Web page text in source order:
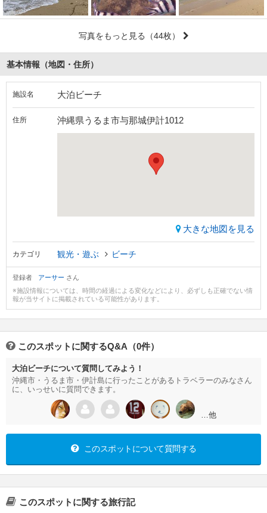
写真をもっと見る （44枚）
基本情報（地図・住所）
施設名 大泊ビーチ
住所 沖縄県うるま市与那城伊計1012
大きな地図を見る
カテゴリ 観光・遊ぶ ビーチ
登録者 アーサー さん
※施設情報については、時間の経過による変化などにより、必ずしも正確でない情
報が当サイトに掲載されている可能性があります。
このスポットに関するQ&A（0件）
大泊ビーチについて質問してみよう！
沖縄市・うるま市・伊計島に行ったことがあるトラベラーのみなさん
に、いっせいに質問できます。
…他
このスポットについて質問する
このスポットに関する旅行記